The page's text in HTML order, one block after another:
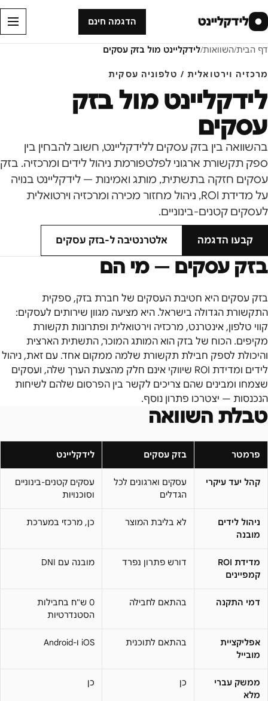
● לידקליינט הדגמה חינם
דף הבית/השוואות/לידקליינט מול בזק עסקים
מרכזיה וירטואלית / טלפוניה עסקית
לידקליינט מול בזק
עסקים
בהשוואה בין בזק עסקים ללידקליינט, חשוב להבחין בין
ספק תקשורת ארגוני לפלטפורמת ניהול לידים ומרכזיה. בזק
עסקים חזקה בתשתית, מותג ואמינות — לידקליינט בנויה
על מדידת ROI, ניהול מחזור מכירה ומרכזיה וירטואלית
לעסקים קטנים-בינוניים.
קבעו הדגמה אלטרנטיבה ל-בזק עסקים
בזק עסקים — מי הם
בזק עסקים היא חטיבת העסקים של חברת בזק, ספקית
התקשורת הגדולה בישראל. היא מציעה מגוון שירותים לעסקים:
קווי טלפון, אינטרנט, מרכזיה וירטואלית ופתרונות תקשורת
מקיפים. הכוח של בזק הוא המותג המוכר, התשתית הארצית
והיכולת לספק חבילת תקשורת שלמה ממקום אחד. עם זאת, ניהול
לידים ומדידת ROI שיווקי אינם חלק מהצעת הערך שלה, ועסקים
שצמחו ומבינים שהם צריכים לקשר בין הפרסום שלהם לשיחות
הנכנסות — יצטרכו פתרון נוסף.
טבלת השוואה
פרמטר בזק עסקים לידקליינט
קהל יעד עיקרי
עסקים וארגונים לכל
הגדלים
עסקים קטנים-בינוניים
וסוכנויות
ניהול לידים
מובנה
לא בליבת המוצר כן, מרכזי במערכת
מדידת ROI
קמפיינים
דורש פתרון נפרד מובנה עם DNI
דמי התקנה בהתאם לחבילה
0 ש"ח בחבילות
הסטנדרטיות
אפליקציית
מובייל
בהתאם לתוכנית iOS ו-Android
ממשק עברי
מלא
כן כן